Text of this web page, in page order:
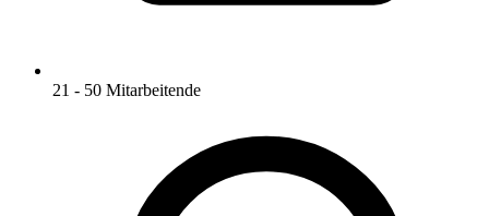
21 - 50 Mitarbeitende